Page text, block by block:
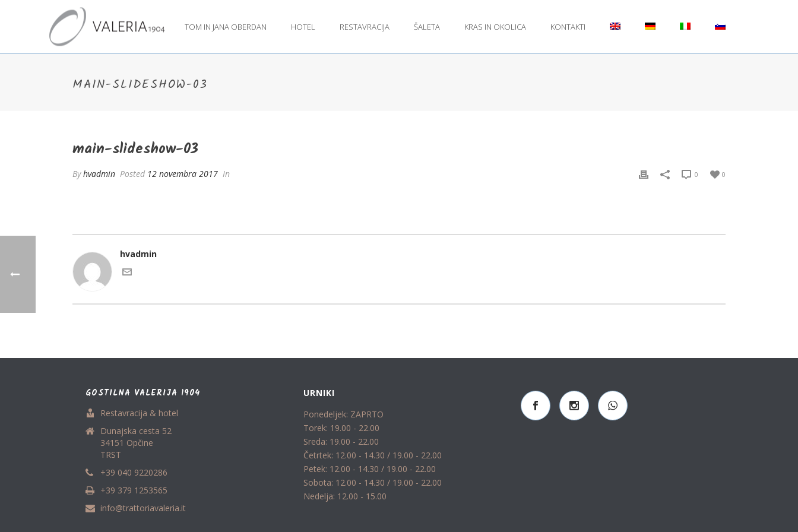
TOM IN JANA OBERDAN HOTEL RESTAVRACIJA ŠALETA KRAS IN OKOLICA KONTAKTI
MAIN-SLIDESHOW-03
main-slideshow-03
Byhvadmin Posted 12 novembra 2017 In 0
0
hvadmin
GOSTILNA VALERIJA 1904
Restavracija & hotel
Dunajska cesta 52
34151 Opčine
TRST
+39 040 9220286
+39 379 1253565
info@trattoriavaleria.it
URNIKI
Ponedeljek: ZAPRTO
Torek: 19.00 - 22.00
Sreda: 19.00 - 22.00
Četrtek: 12.00 - 14.30 / 19.00 - 22.00
Petek: 12.00 - 14.30 / 19.00 - 22.00
Sobota: 12.00 - 14.30 / 19.00 - 22.00
Nedelja: 12.00 - 15.00